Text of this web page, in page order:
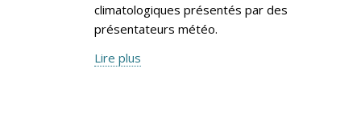
climatologiques présentés par des
présentateurs météo.
Lire plus